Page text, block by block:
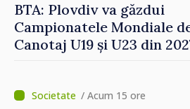
BTA: Plovdiv va găzdui
Campionatele Mondiale
Canotaj U19 și U23 din
/ Acum 15 ore